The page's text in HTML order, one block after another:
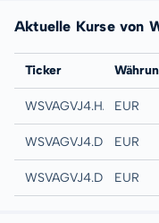
Aktuelle Kurse von
Börse
Ticker
Hamburg
WSVAGVJ4.HAMB
EUR
Quotrix
WSVAGVJ4.DUSDEUR
Düsseldorf
WSVAGVJ4.DUSBEUR